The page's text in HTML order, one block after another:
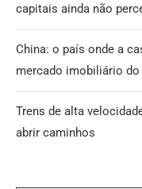
capitais ainda não
China: o país onde a
mercado imobiliário do
Trens de alta
abrir caminhos